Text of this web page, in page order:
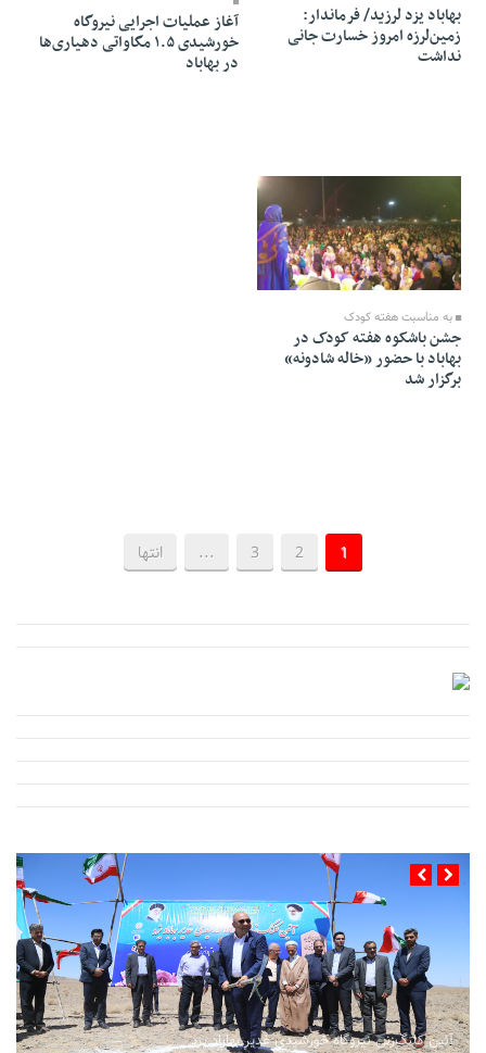
بهاباد یزد لرزید/ فرماندار:
زمین‌لرزه امروز خسارت جانی
نداشت
آغاز عملیات اجرایی نیروگاه
خورشیدی ۱.۵ مگاواتی دهیاری‌ها
در بهاباد
22 Mehr 1404 - 12:14
به مناسبت هفته کودک
جشن باشکوه هفته کودک در
بهاباد با حضور «خاله شادونه»
برگزار شد
1
2
3
... انتها
آئین کلنگ‌زنی نیروگاه خورشیدی غدیر بهاباد یزد